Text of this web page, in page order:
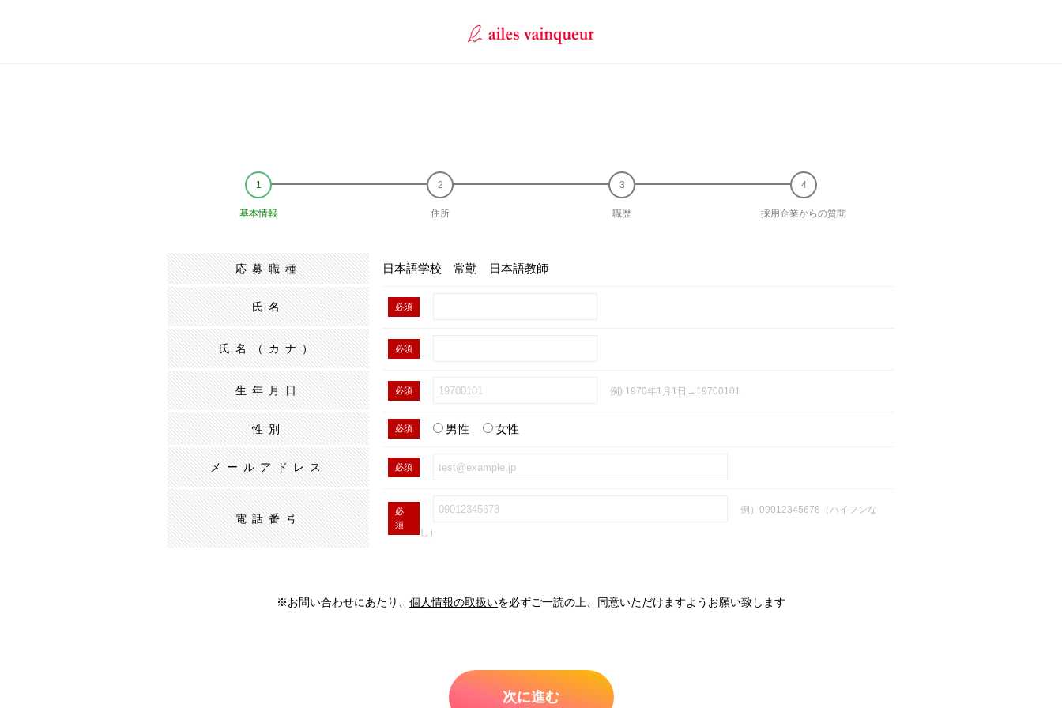
基本情報 住所 職歴 採用企業からの質問
応募職種 日本語学校 常勤 日本語教師
氏名 必須
氏名（カナ） 必須
生年月日 必須 例) 1970年1月1日→19700101
性別 必須 男性 女性
メールアドレス 必須
電話番号
必
須
例）09012345678（ハイフンな
し）
※お問い合わせにあたり、 個人情報の取扱いを必ずご一読の上、同意いただけますようお願い致します